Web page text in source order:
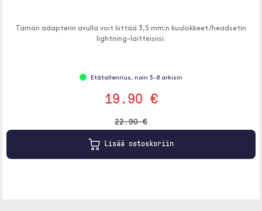
Tämän adapterin avulla voit liittää 3,5 mm:n kuulokkeet/headsetin
lightning-laitteisiisi.
Etätallennus, noin 3-8 arkisin
19.90 €
22.90 €
Lisää ostoskoriin